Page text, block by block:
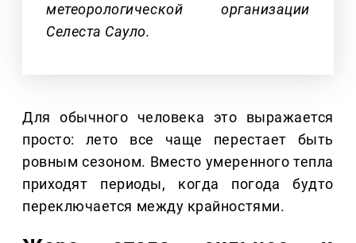
метеорологической организации
Селеста Сауло.
Для обычного человека это выражается
просто: лето все чаще перестает быть
ровным сезоном. Вместо умеренного тепла
приходят периоды, когда погода будто
переключается между крайностями.